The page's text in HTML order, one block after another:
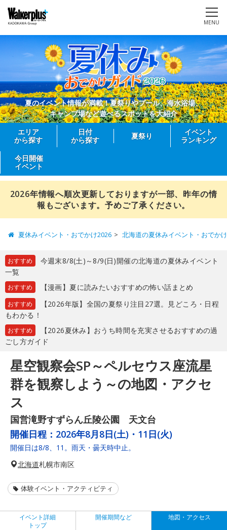
MENU
夏のイベント情報が満載！夏祭りやプール、海水浴場、
キャンプ場など遊べるスポットを大紹介
エリア
から探す
日付
から探す
夏祭り
イベント
ランキング
今日開催
イベント
2026年情報へ順次更新しておりますが一部、昨年の情
報もございます。予めご了承ください。
夏休みイベント・おでかけ2026 北海道の夏休みイベント・おでか
おすすめ
今週末8/8(土)～8/9(日)開催の北海道の夏休みイベント
一覧
おすすめ 【漫画】夏に読みたいおすすめの怖い話まとめ
おすすめ
【2026年版】全国の夏祭り注目27選。見どころ・日程
もわかる！
おすすめ
【2026夏休み】おうち時間を充実させるおすすめの過
ごし方ガイド
星空観察会SP～ペルセウス座流星
群を観察しよう～の地図・アクセ
ス
国営滝野すずらん丘陵公園 天文台
開催日程： 2026年8月8日(土)・11日(火)
開催日は8/8、11。雨天・曇天時中止。
北海道札幌市南区
体験イベント・アクティビティ
イベント詳細
トップ
開催期間など 地図・アクセス